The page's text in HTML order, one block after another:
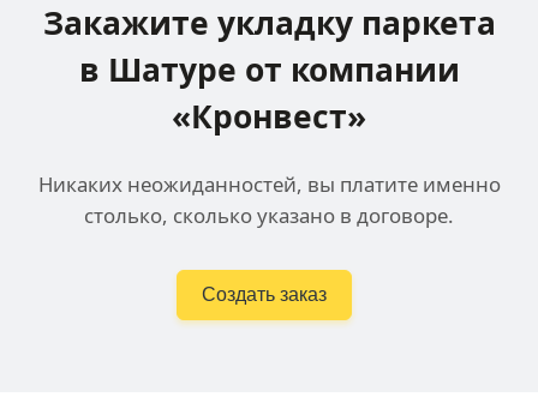
Закажите укладку паркета
в Шатуре от компании
«Кронвест»
Никаких неожиданностей, вы платите именно
столько, сколько указано в договоре.
Создать заказ